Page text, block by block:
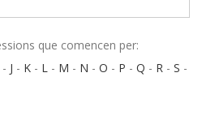
que comencen per:
- J - K - L - M - N - O - P - Q - R - S -